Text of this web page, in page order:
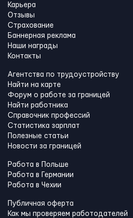
Карьера
Отзывы
Страхование
Баннерная реклама
Наши награды
Контакты
Агентства по трудоустройству
Найти на карте
Форум о работе за границей
Найти работника
Справочник профессий
Статистика зарплат
Полезные статьи
Новости за границей
Работа в Польше
Работа в Германии
Работа в Чехии
Публичная оферта
Как мы проверяем работодателей